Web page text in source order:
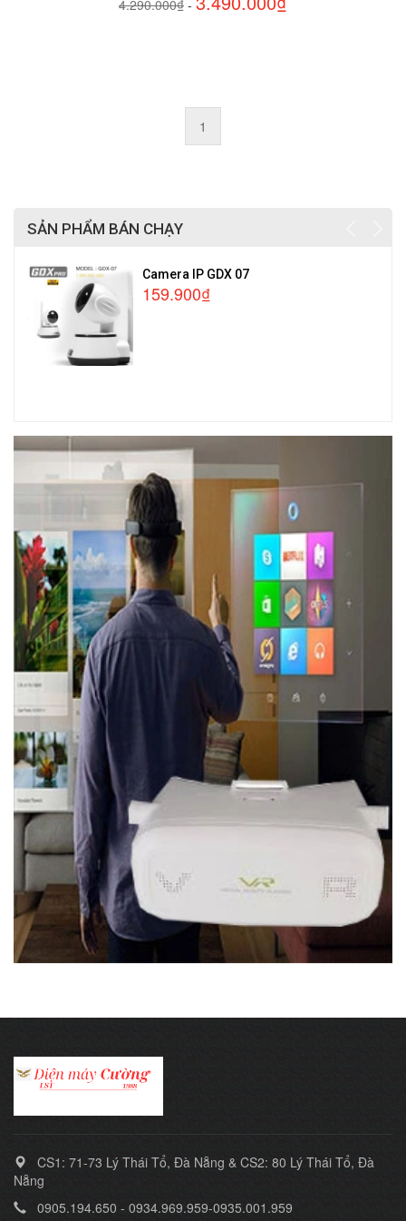
4.290.000₫ -
1
SẢN PHẨM BÁN CHẠY
Camera IP GDX 07
159.900₫
CS1: 71-73 Lý Thái Tổ, Đà Nẵng & CS2: 80 Lý Thái Tổ, Đà
Nẵng
0905.194.650 - 0934.969.959-0935.001.959